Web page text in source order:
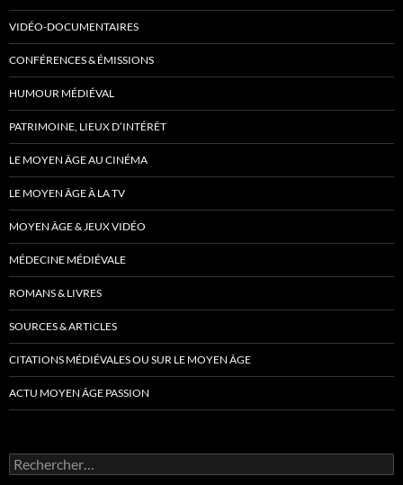
VIDÉO-DOCUMENTAIRES
CONFÉRENCES & ÉMISSIONS
HUMOUR MÉDIÉVAL
PATRIMOINE, LIEUX D’INTÉRÊT
LE MOYEN ÂGE AU CINÉMA
LE MOYEN ÂGE À LA TV
MOYEN ÂGE & JEUX VIDÉO
MÉDECINE MÉDIÉVALE
ROMANS & LIVRES
SOURCES & ARTICLES
CITATIONS MÉDIÉVALES OU SUR LE MOYEN ÂGE
ACTU MOYEN ÂGE PASSION
Rechercher :